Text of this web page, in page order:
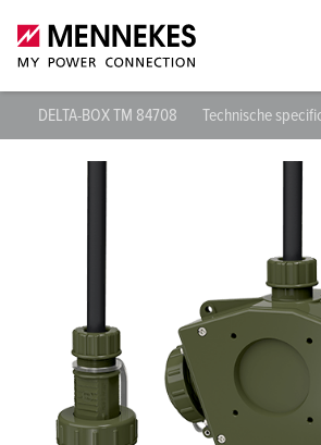
DELTA-BOX TM 84708 Technische